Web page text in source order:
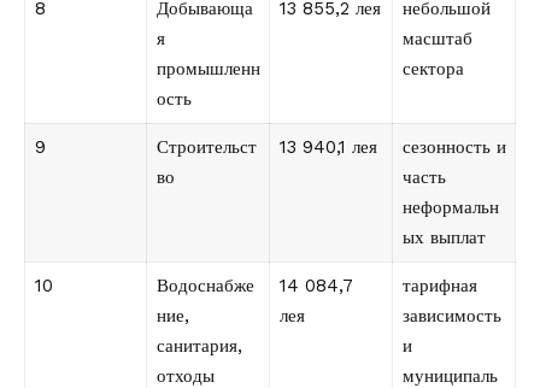
8
Добывающа
я
промышленн
ость
13 855,2 лея
небольшой
масштаб
сектора
9
Строительст
во
13 940,1 лея
сезонность и
часть
неформальн
ых выплат
10
Водоснабже
ние,
санитария,
отходы
14 084,7
лея
тарифная
зависимость
и
муниципаль